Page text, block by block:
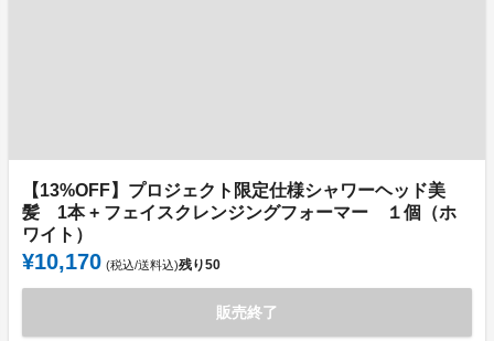
【13%OFF】プロジェクト限定仕様シャワーヘッド美
髪 1本 + フェイスクレンジングフォーマー １個（ホ
ワイト）
¥10,170 (税込/送料込)残り50
販売終了